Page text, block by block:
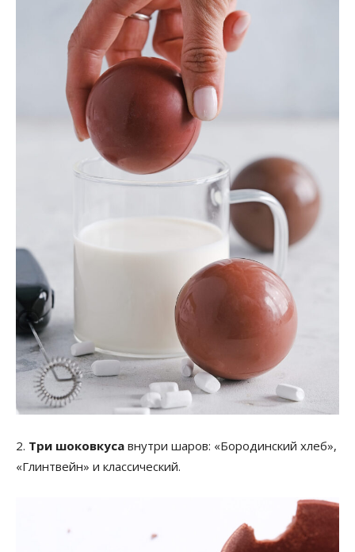
2. Три шоковкуса внутри шаров: «Бородинский хлеб»,
«Глинтвейн» и классический.